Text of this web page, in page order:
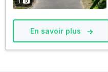
En savoir plus